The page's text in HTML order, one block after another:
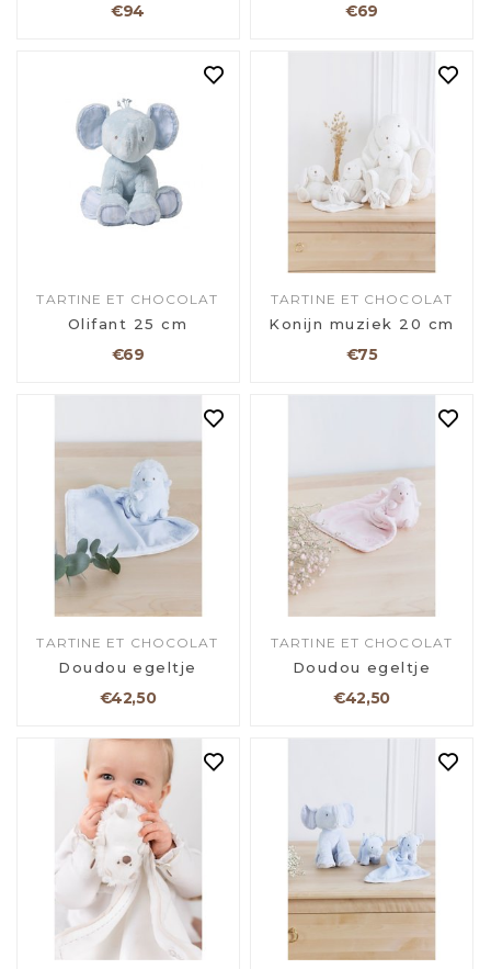
€94
€69
TARTINE ET CHOCOLAT
Olifant 25 cm
€69
TARTINE ET CHOCOLAT
Konijn muziek 20 cm
€75
TARTINE ET CHOCOLAT
Doudou egeltje
€42,50
TARTINE ET CHOCOLAT
Doudou egeltje
€42,50